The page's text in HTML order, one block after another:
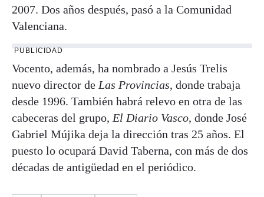
2007. Dos años después, pasó a la Comunidad
Valenciana.
PUBLICIDAD
Vocento, además, ha nombrado a Jesús Trelis
nuevo director de Las Provincias, donde trabaja
desde 1996. También habrá relevo en otra de las
cabeceras del grupo, El Diario Vasco, donde José
Gabriel Mújika deja la dirección tras 25 años. El
puesto lo ocupará David Taberna, con más de dos
décadas de antigüedad en el periódico.